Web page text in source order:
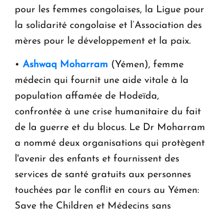
pour les femmes congolaises, la Ligue pour
la solidarité congolaise et l’Association des
mères pour le développement et la paix.
• Ashwaq Moharram (Yémen), femme
médecin qui fournit une aide vitale à la
population affamée de Hodeïda,
confrontée à une crise humanitaire du fait
de la guerre et du blocus. Le Dr Moharram
a nommé deux organisations qui protègent
l'avenir des enfants et fournissent des
services de santé gratuits aux personnes
touchées par le conflit en cours au Yémen:
Save the Children et Médecins sans